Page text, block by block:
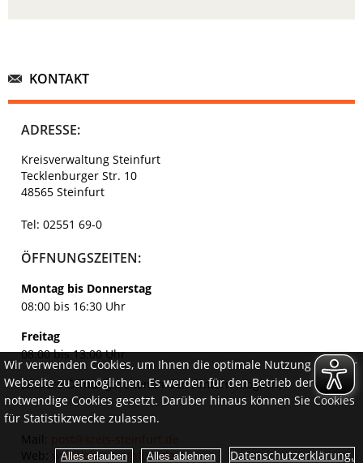
KONTAKT
ADRESSE:
Kreisverwaltung Steinfurt
Tecklenburger Str. 10
48565 Steinfurt
Tel: 02551 69-0
ÖFFNUNGSZEITEN:
Montag bis Donnerstag
08:00 bis 16:30 Uhr
Freitag
08:00 bis 13:00 Uhr
(andere Öffnungszeiten in den Ämtern möglich)
Mail:
Web:
www.kreis-steinfurt.de
Wir verwenden Cookies, um Ihnen die optimale Nutzung unserer
Webseite zu ermöglichen. Es werden für den Betrieb der Seite
notwendige Cookies gesetzt. Darüber hinaus können Sie Cookies
für Statistikzwecke zulassen.
Datenschutzerklärung.